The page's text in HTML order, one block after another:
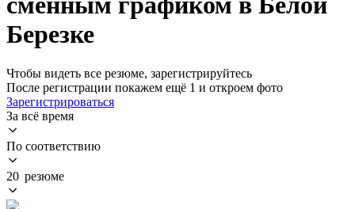
Березке
Чтобы видеть все резюме, зарегистрируйтесь
После регистрации покажем ещё 1 и откроем фото
Зарегистрироваться
За всё время
По соответствию
20 резюме